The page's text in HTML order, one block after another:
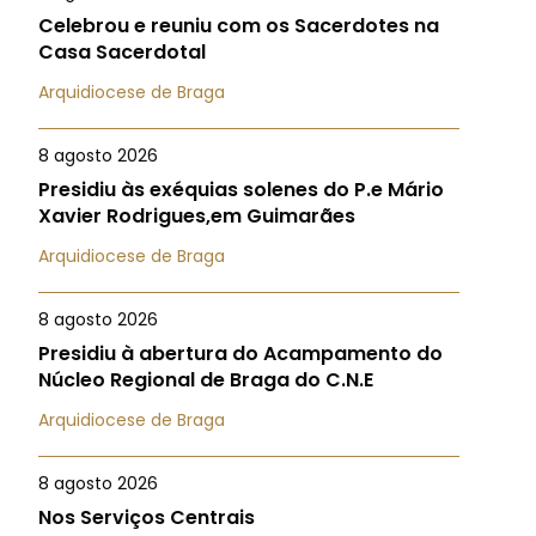
Celebrou e reuniu com os Sacerdotes na
Casa Sacerdotal
Arquidiocese de Braga
8 agosto 2026
Presidiu às exéquias solenes do P.e Mário
Xavier Rodrigues,em Guimarães
Arquidiocese de Braga
8 agosto 2026
Presidiu à abertura do Acampamento do
Núcleo Regional de Braga do C.N.E
Arquidiocese de Braga
8 agosto 2026
Nos Serviços Centrais